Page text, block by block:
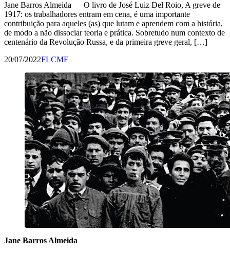
Jane Barros Almeida O livro de José Luiz Del Roio, A greve de
1917: os trabalhadores entram em cena, é uma importante
contribuição para aqueles (as) que lutam e aprendem com a história,
de modo a não dissociar teoria e prática. Sobretudo num contexto de
centenário da Revolução Russa, e da primeira greve geral, […]
20/07/2022FLCMF
Jane Barros Almeida